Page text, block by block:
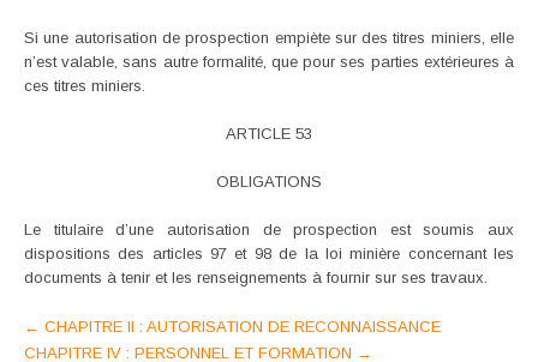
Si une autorisation de prospection empiète sur des titres miniers, elle
n’est valable, sans autre formalité, que pour ses parties extérieures à
ces titres miniers.
ARTICLE 53
OBLIGATIONS
Le titulaire d’une autorisation de prospection est soumis aux
dispositions des articles 97 et 98 de la loi minière concernant les
documents à tenir et les renseignements à fournir sur ses travaux.
Post
← CHAPITRE II : AUTORISATION DE RECONNAISSANCE
CHAPITRE IV : PERSONNEL ET FORMATION →